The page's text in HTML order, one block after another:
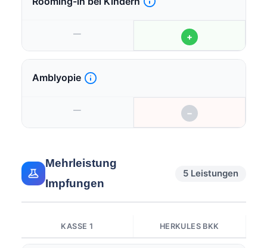
— +
Amblyopie
— −
Mehrleistung
Impfungen
5 Leistungen
KASSE 1 HERKULES BKK